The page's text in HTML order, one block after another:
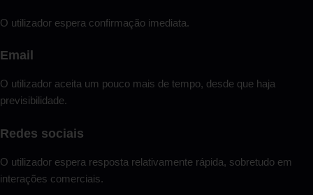
O utilizador espera confirmação imediata.
Email
O utilizador aceita um pouco mais de tempo, desde que haja
previsibilidade.
Redes sociais
O utilizador espera resposta relativamente rápida, sobretudo em
interações comerciais.